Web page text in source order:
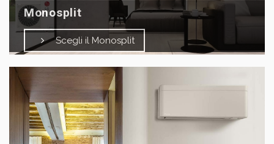
Monosplit
Scegli il Monosplit